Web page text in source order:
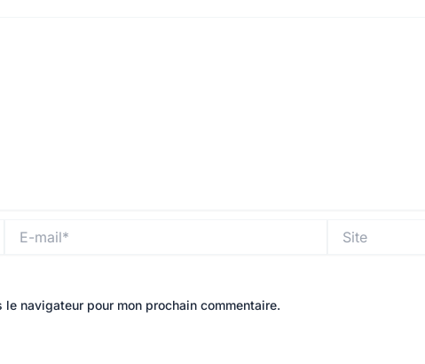
mail*
navigateur pour mon prochain commentaire.